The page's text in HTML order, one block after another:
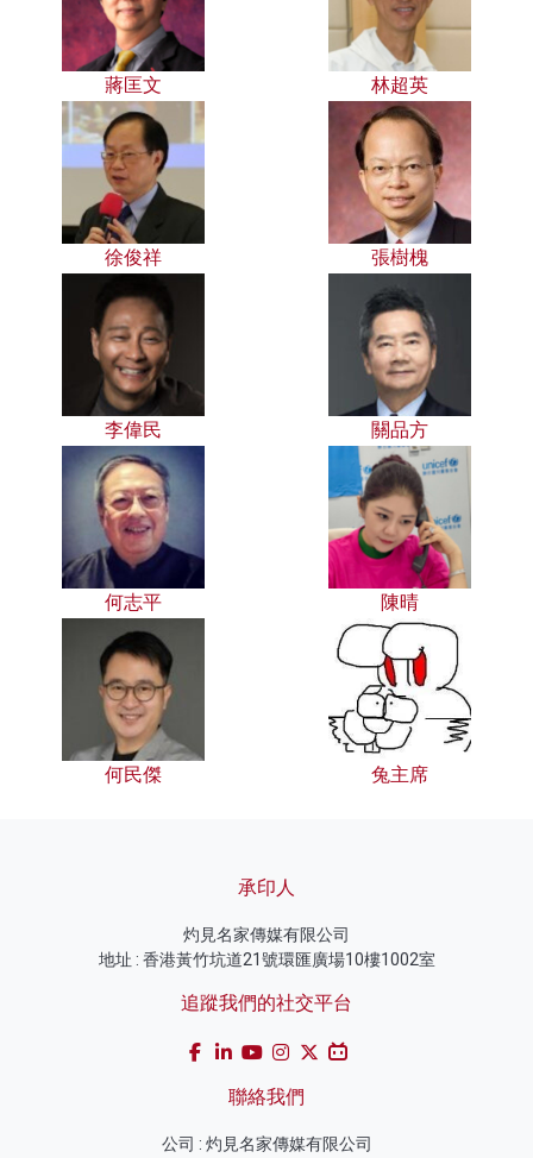
蔣匡文 林超英
徐俊祥 張樹槐
李偉民 關品方
何志平 陳晴
何民傑 兔主席
承印人
灼見名家傳媒有限公司
地址 : 香港黃竹坑道21號環匯廣場10樓1002室
追蹤我們的社交平台
聯絡我們
公司 : 灼見名家傳媒有限公司